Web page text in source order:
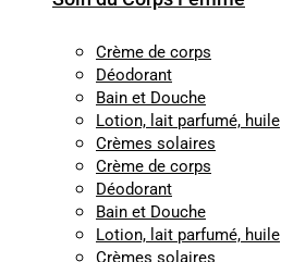
Crème de corps
Déodorant
Bain et Douche
Lotion, lait parfumé, huile
Crèmes solaires
Crème de corps
Déodorant
Bain et Douche
Lotion, lait parfumé, huile
Crèmes solaires